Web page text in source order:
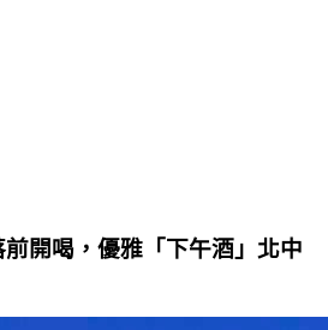
開喝，優雅「下午酒」北中